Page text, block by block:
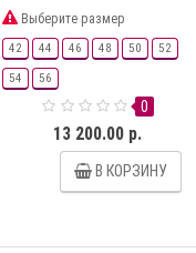
Выберите размер
42 44 46 48 50 52
54 56
0
13 200.00 р.
В КОРЗИНУ